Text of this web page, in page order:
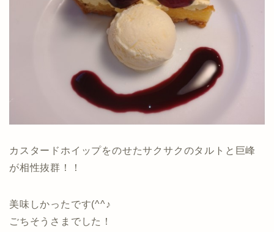
カスタードホイップをのせたサクサクのタルトと巨峰
が相性抜群！！
美味しかったです(^^♪
ごちそうさまでした！